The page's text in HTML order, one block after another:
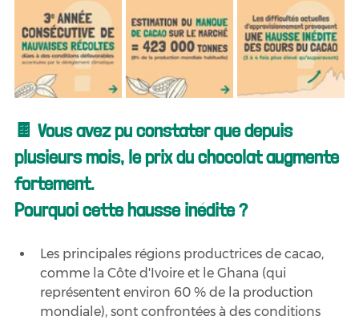
🍫 Vous avez pu constater que depuis
plusieurs mois, le prix du chocolat augmente
fortement.
Pourquoi cette hausse inédite ?
Les principales régions productrices de cacao,
comme la Côte d'Ivoire et le Ghana (qui
représentent environ 60 % de la production
mondiale), sont confrontées à des conditions